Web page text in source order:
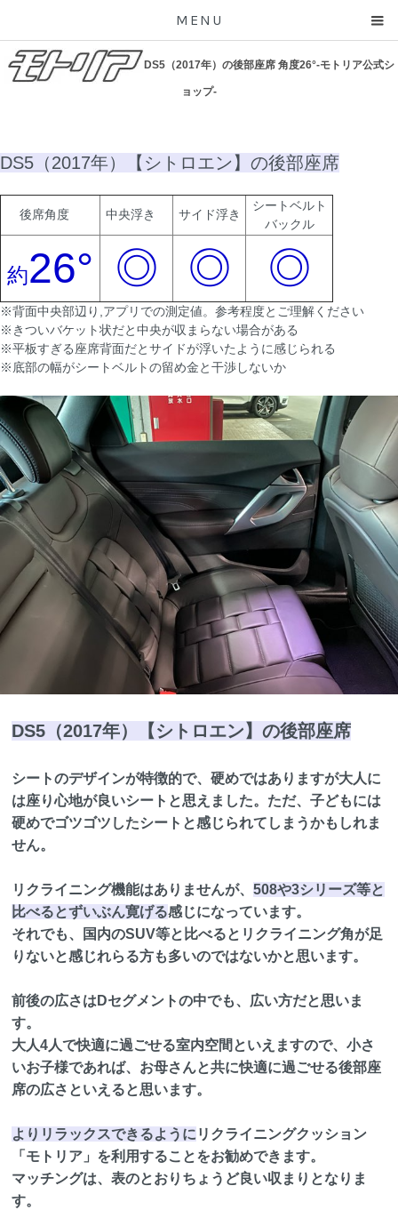
MENU
DS5（2017年）の後部座席 角度26°-モトリア公式シ
ョップ-
DS5（2017年）【シトロエン】の後部座席
後席角度 中央浮き サイド浮き
シートベルト
バックル
約26° ◎ ◎ ◎
※背面中央部辺り,アプリでの測定値。参考程度とご理解ください
※きついバケット状だと中央が収まらない場合がある
※平板すぎる座席背面だとサイドが浮いたように感じられる
※底部の幅がシートベルトの留め金と干渉しないか
DS5（2017年）【シトロエン】の後部座席
シートのデザインが特徴的で、硬めではありますが大人に
は座り心地が良いシートと思えました。ただ、子どもには
硬めでゴツゴツしたシートと感じられてしまうかもしれま
せん。
リクライニング機能はありませんが、 508や3シリーズ等と
比べるとずいぶん寛げる感じになっています。
それでも、国内のSUV等と比べるとリクライニング角が足
りないと感じれらる方も多いのではないかと思います。
前後の広さはDセグメントの中でも、広い方だと思いま
す。
大人4人で快適に過ごせる室内空間といえますので、小さ
いお子様であれば、お母さんと共に快適に過ごせる後部座
席の広さといえると思います。
よりリラックスできるように リクライニングクッション
「モトリア」を利用することをお勧めできます。
マッチングは、表のとおりちょうど良い収まりとなりま
す。